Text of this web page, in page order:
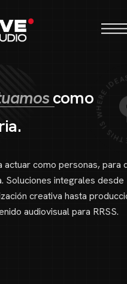
THIS IS WHERE
uamoscomo
ria.
actuar como personas, para
Soluciones integrales desde
creativa hasta
audiovisual para RRSS.